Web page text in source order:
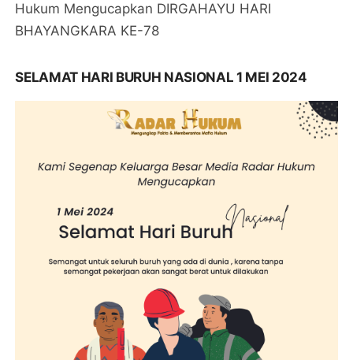
Hukum Mengucapkan DIRGAHAYU HARI
BHAYANGKARA KE-78
SELAMAT HARI BURUH NASIONAL 1 MEI 2024